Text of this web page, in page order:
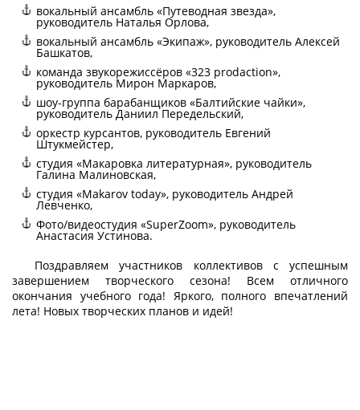
вокальный ансамбль «Путеводная звезда»,
руководитель Наталья Орлова,
вокальный ансамбль «Экипаж», руководитель Алексей
Башкатов,
команда звукорежиссёров «323 prodaction»,
руководитель Мирон Маркаров,
шоу-группа барабанщиков «Балтийские чайки»,
руководитель Даниил Передельский,
оркестр курсантов, руководитель Евгений
Штукмейстер,
студия «Макаровка литературная», руководитель
Галина Малиновская,
студия «Makarov today», руководитель Андрей
Левченко,
Фото/видеостудия «SuperZoom», руководитель
Анастасия Устинова.
Поздравляем участников коллективов с успешным
завершением творческого сезона! Всем отличного
окончания учебного года! Яркого, полного впечатлений
лета! Новых творческих планов и идей!